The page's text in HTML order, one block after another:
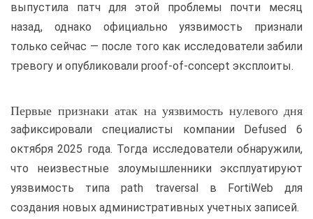
выпустила патч для этой проблемы почти месяц
назад, однако официально уязвимость признали
только сейчас — после того как исследователи забили
тревогу и опубликовали proof-of-concept эксплоиты.
Первые признаки атак на уязвимость нулевого дня
зафиксировали специалисты компании Defused 6
октября 2025 года. Тогда исследователи обнаружили,
что неизвестные злоумышленники эксплуатируют
уязвимость типа path traversal в FortiWeb для
создания новых административных учетных записей.